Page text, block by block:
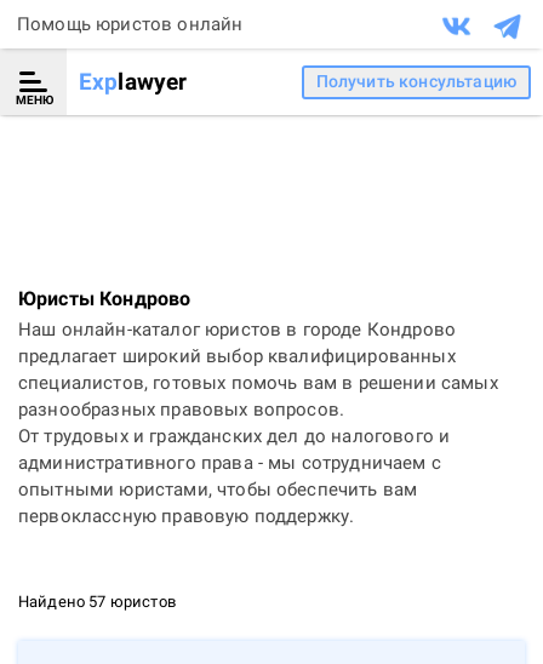
Помощь юристов онлайн
МЕНЮ
Explawyer Получить консультацию
Юристы Кондрово
Наш онлайн-каталог юристов в городе Кондрово
предлагает широкий выбор квалифицированных
специалистов, готовых помочь вам в решении самых
разнообразных правовых вопросов.
От трудовых и гражданских дел до налогового и
административного права - мы сотрудничаем с
опытными юристами, чтобы обеспечить вам
первоклассную правовую поддержку.
Найдено 57 юристов